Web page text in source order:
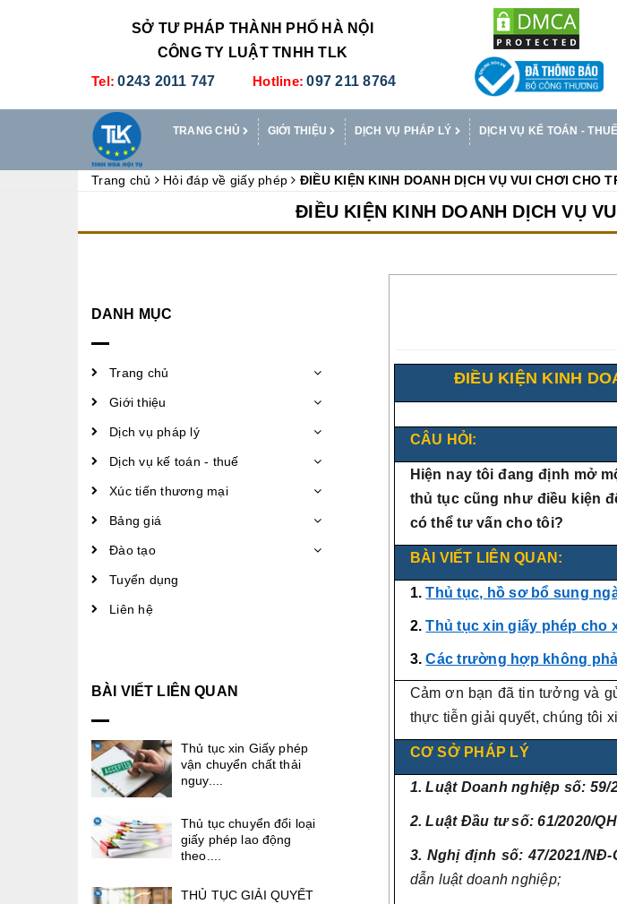
SỞ TƯ PHÁP THÀNH PHỐ HÀ NỘI
CÔNG TY LUẬT TNHH TLK
Tel: 0243 2011 747 Hotline: 097 211 8764
TRANG CHỦ GIỚI THIỆU DỊCH VỤ PHÁP LÝ DỊCH VỤ KẾ TOÁN - THUẾ
Trang chủ Hỏi đáp về giấy phép ĐIỀU KIỆN KINH DOANH DỊCH VỤ VUI CHƠI CHO
ĐIỀU KIỆN KINH DOANH DỊCH VỤ
ĐIỀU KIỆN KINH
CÂU HỎI:
Hiện nay tôi đang định mở
thủ tục cũng như điều kiện
có thể tư vấn cho tôi?
BÀI VIẾT LIÊN QUAN:
1.Thủ tục, hồ sơ bổ sung
2.Thủ tục xin giấy phép cho
3.Các trường hợp không
Cảm ơn bạn đã tin tưởng và
thực tiễn giải quyết, chúng tôi
CƠ SỞ PHÁP LÝ
1. Luật Doanh nghiệp số: 59/
2. Luật Đầu tư số:61/2020/
3. Nghị định số:47/2021/NĐ-
dẫn luật doanh nghiệp;
DANH MỤC
Trang chủ
Giới thiệu
Dịch vụ pháp lý
Dịch vụ kế toán - thuế
Xúc tiến thương mại
Bảng giá
Đào tạo
Tuyển dụng
Liên hệ
BÀI VIẾT LIÊN QUAN
Thủ tục xin Giấy phép
vận chuyển chất thải
nguy....
Thủ tục chuyển đổi loại
giấy phép lao động
theo....
THỦ TỤC GIẢI QUYẾT